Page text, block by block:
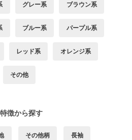
グレー系 ブラウン系
ブルー系 パープル系
レッド系 オレンジ系
その他
徴から探す
その他柄 長袖